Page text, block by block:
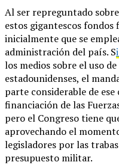
Al ser repreguntado
estos gigantescos
inicialmente que se
administración del país. S
los medios sobre el uso
estadounidenses, el
parte considerable de
financiación de las
pero el Congreso tiene
aprovechando el
legisladores por las
presupuesto militar.